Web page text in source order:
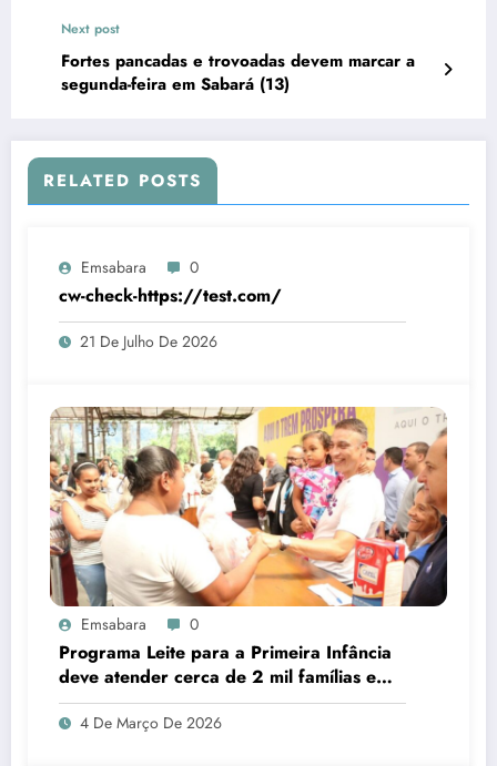
Next post
Fortes pancadas e trovoadas devem marcar a
segunda-feira em Sabará (13)
RELATED POSTS
Emsabara 0
cw-check-https://test.com/
21 De Julho De 2026
Emsabara 0
Programa Leite para a Primeira Infância
deve atender cerca de 2 mil famílias em
Sabará
4 De Março De 2026